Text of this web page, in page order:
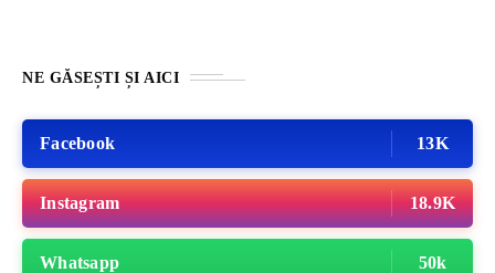
NE GĂSEȘTI ȘI AICI
Facebook 13K
Instagram 18.9K
Whatsapp 50k